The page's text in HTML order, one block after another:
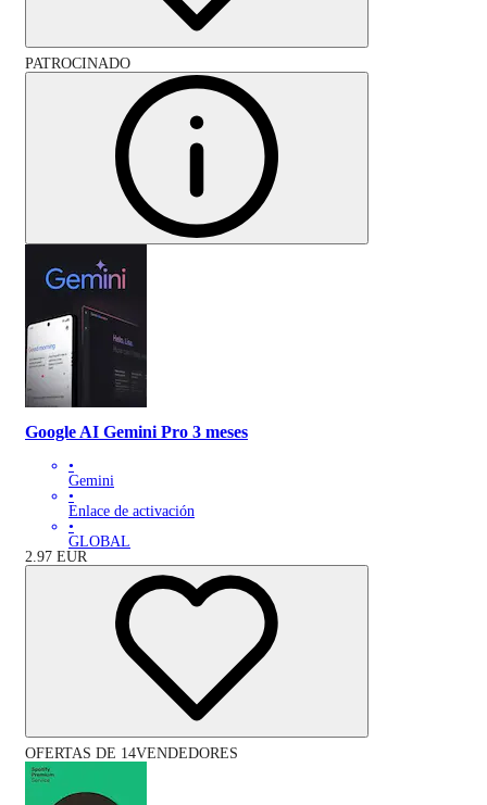
PATROCINADO
Google AI Gemini Pro 3 meses
•
Gemini
•
Enlace de activación
•
GLOBAL
2.97 EUR
OFERTAS DE 14VENDEDORES